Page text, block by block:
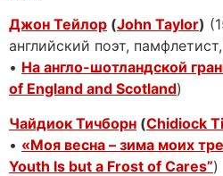
Джон Тейлор (John Taylor)
английский поэт,
• На англо-шотландской
of England and Scotland)
Чайдиок Тичборн (Chidiock
• «Моя весна – зима моих
Youth Is but a Frost of Cares”)